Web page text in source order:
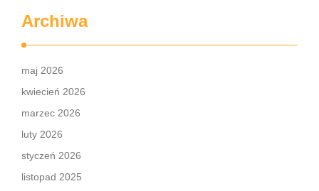
Archiwa
maj 2026
kwiecień 2026
marzec 2026
luty 2026
styczeń 2026
listopad 2025